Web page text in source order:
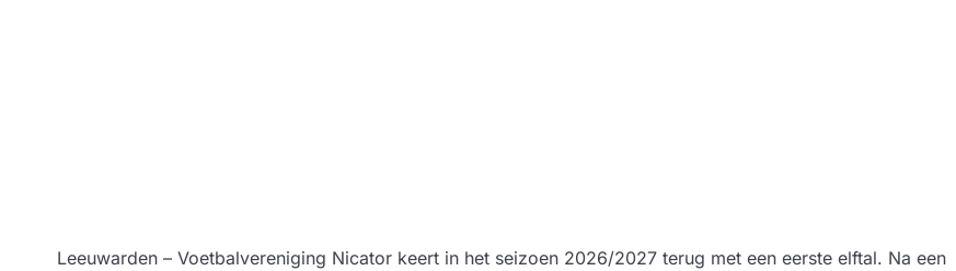
Leeuwarden – Voetbalvereniging Nicator keert in het seizoen 2026/2027 terug met een eerste elftal. Na een